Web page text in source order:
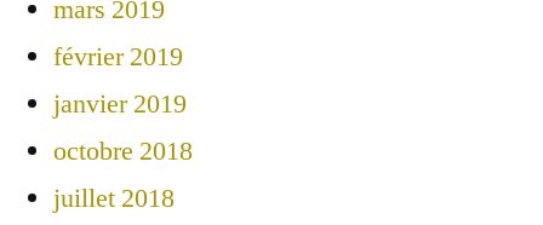
mars 2019
février 2019
janvier 2019
octobre 2018
juillet 2018